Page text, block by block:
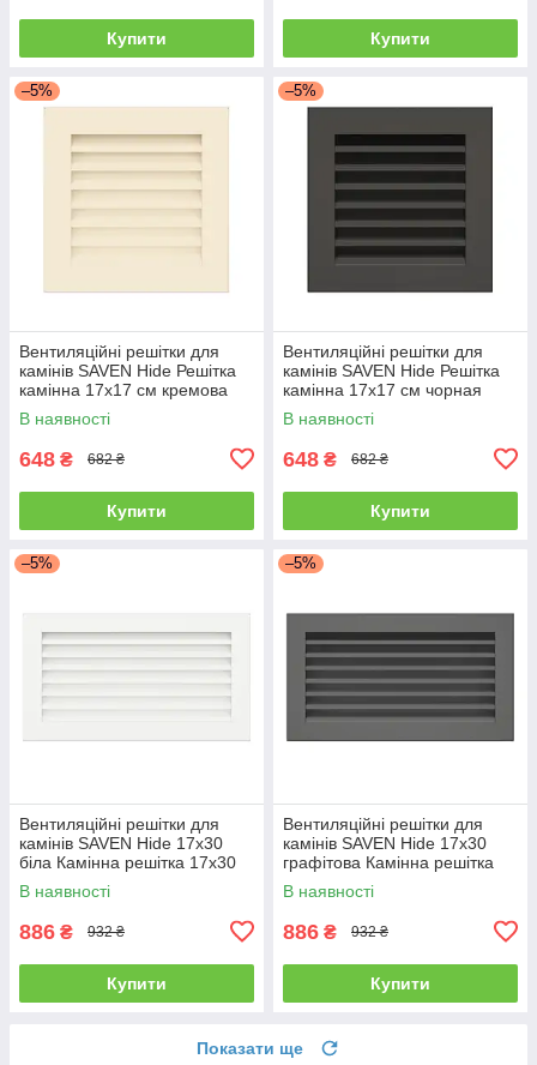
Купити Купити
–5%
Вентиляційні решітки для
камінів SAVEN Hide Решітка
камінна 17х17 см кремова
В наявності
648 ₴ 682 ₴
Купити
–5%
Вентиляційні решітки для
камінів SAVEN Hide Решітка
камінна 17х17 см чорная
В наявності
648 ₴ 682 ₴
Купити
–5%
Вентиляційні решітки для
камінів SAVEN Hide 17x30
біла Камінна решітка 17х30
см біла
В наявності
886 ₴ 932 ₴
Купити
–5%
Вентиляційні решітки для
камінів SAVEN Hide 17x30
графітова Камінна решітка
17х30 см графітова
В наявності
886 ₴ 932 ₴
Купити
Показати ще